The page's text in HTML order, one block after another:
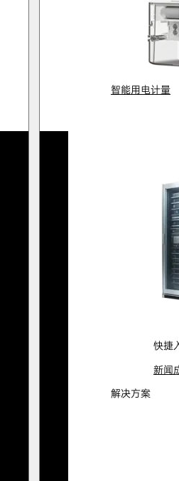
智能用电计量
快捷
新闻
解决方案
智能用
馈线自
中压微网
AMI智